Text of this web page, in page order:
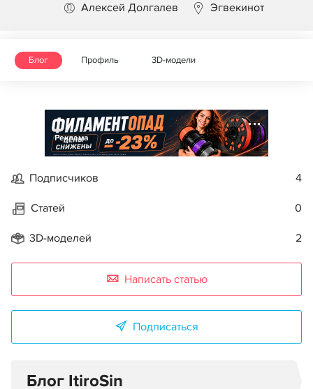
Алексей Долгалев Эгвекинот
Блог Профиль 3D-модели
Реклама
Подписчиков 4
Статей 0
3D-моделей 2
Написать статью
Подписаться
Блог ItiroSin